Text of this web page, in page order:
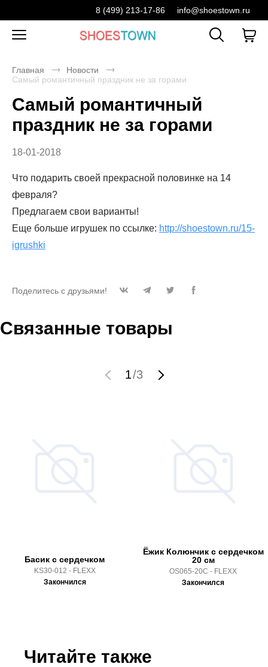
8 (499) 213-17-86 info@shoestown.ru
Главная
Новости
Самый романтичный праздник не за горами
Самый романтичный
праздник не за горами
18-01-2018
Что подарить своей прекрасной половинке на 14
февраля?
Предлагаем свои варианты!
Еще больше игрушек по ссылке: http://shoestown.ru/15-
igrushki
Поделитесь с друзьями!
Связанные товары
1/3
Басик с сердечком
KS30-012 - FLEXX
Закончился
Ёжик Колюнчик с сердечком
20 см
OS065-20C - FLEXX
Закончился
Читайте также